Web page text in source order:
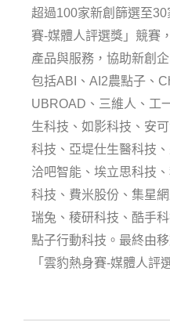
超過100家新創篩選至
賽-媒體人評選獎」競賽
產品與服務，協助新創
包括ABI、AI2農點子、
UBROAD、三維人、工
生科技、如影科技、安
科技、亞堤仕生醫科技
洽吧智能、埃立思科技
科技、費米股份、集星
瑞兔、稜研科技、酷手
點子行動科技。最終由
「雲豹熱身賽-媒體人評